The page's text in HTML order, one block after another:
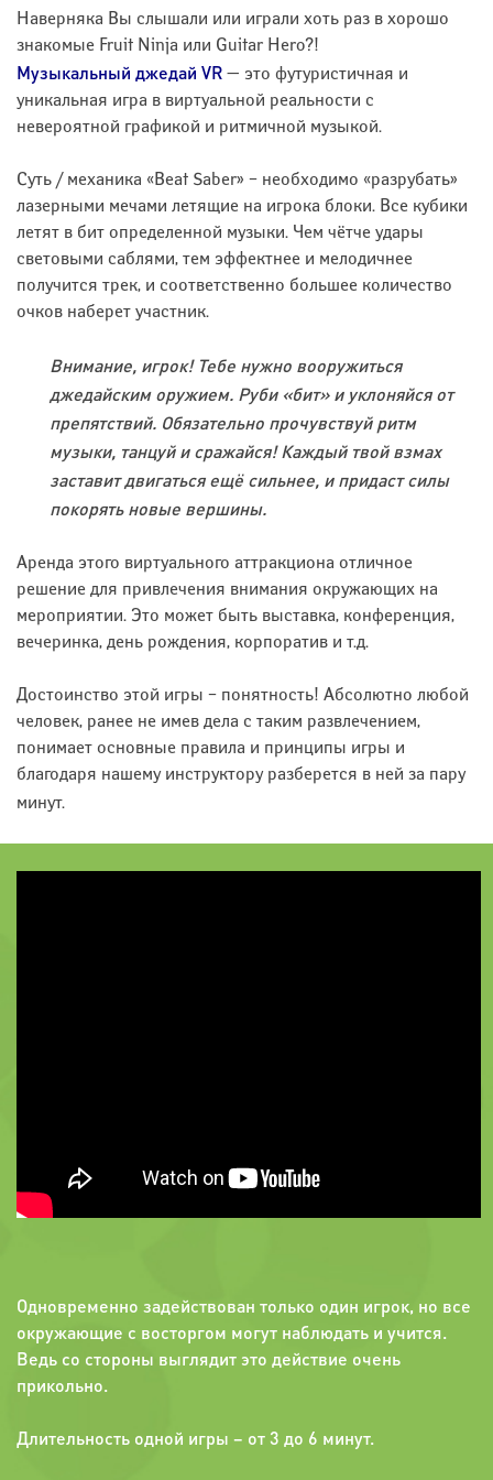
Наверняка Вы слышали или играли хоть раз в хорошо
знакомые Fruit Ninja или Guitar Hero?!
Музыкальный джедай VR — это футуристичная и
уникальная игра в виртуальной реальности с
невероятной графикой и ритмичной музыкой.
Суть / механика «Beat Saber» – необходимо «разрубать»
лазерными мечами летящие на игрока блоки. Все кубики
летят в бит определенной музыки. Чем чётче удары
световыми саблями, тем эффектнее и мелодичнее
получится трек, и соответственно большее количество
очков наберет участник.
Внимание, игрок! Тебе нужно вооружиться
джедайским оружием. Руби «бит» и уклоняйся от
препятствий. Обязательно прочувствуй ритм
музыки, танцуй и сражайся! Каждый твой взмах
заставит двигаться ещё сильнее, и придаст силы
покорять новые вершины.
Аренда этого виртуального аттракциона отличное
решение для привлечения внимания окружающих на
мероприятии. Это может быть выставка, конференция,
вечеринка, день рождения, корпоратив и т.д.
Достоинство этой игры – понятность! Абсолютно любой
человек, ранее не имев дела с таким развлечением,
понимает основные правила и принципы игры и
благодаря нашему инструктору разберется в ней за пару
минут.
Одновременно задействован только один игрок, но все
окружающие с восторгом могут наблюдать и учится.
Ведь со стороны выглядит это действие очень
прикольно.
Длительность одной игры – от 3 до 6 минут.